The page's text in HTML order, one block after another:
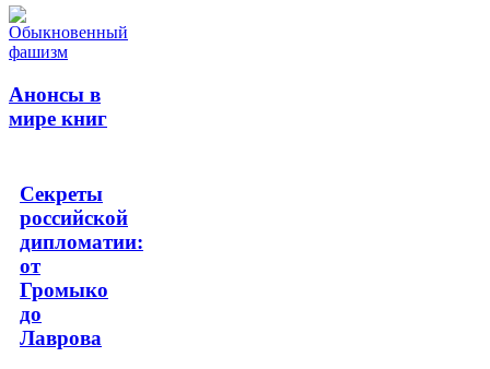
Анонсы в
мире книг
Секреты
российской
дипломатии:
от
Громыко
до
Лаврова